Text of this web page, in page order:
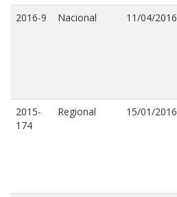
2016-9 Nacional 11/04/2016
2015-
174
Regional 15/01/2016